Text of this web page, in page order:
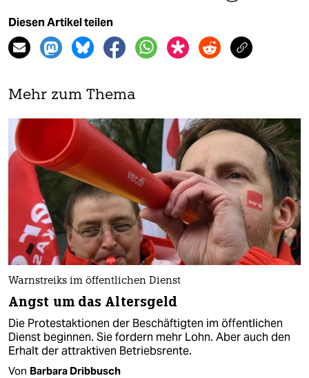
Diesen Artikel teilen
Mehr zum Thema
Warnstreiks im öffentlichen Dienst
Angst um das Altersgeld
Die Protestaktionen der Beschäftigten im öffentlichen
Dienst beginnen. Sie fordern mehr Lohn. Aber auch den
Erhalt der attraktiven Betriebsrente.
Von Barbara Dribbusch